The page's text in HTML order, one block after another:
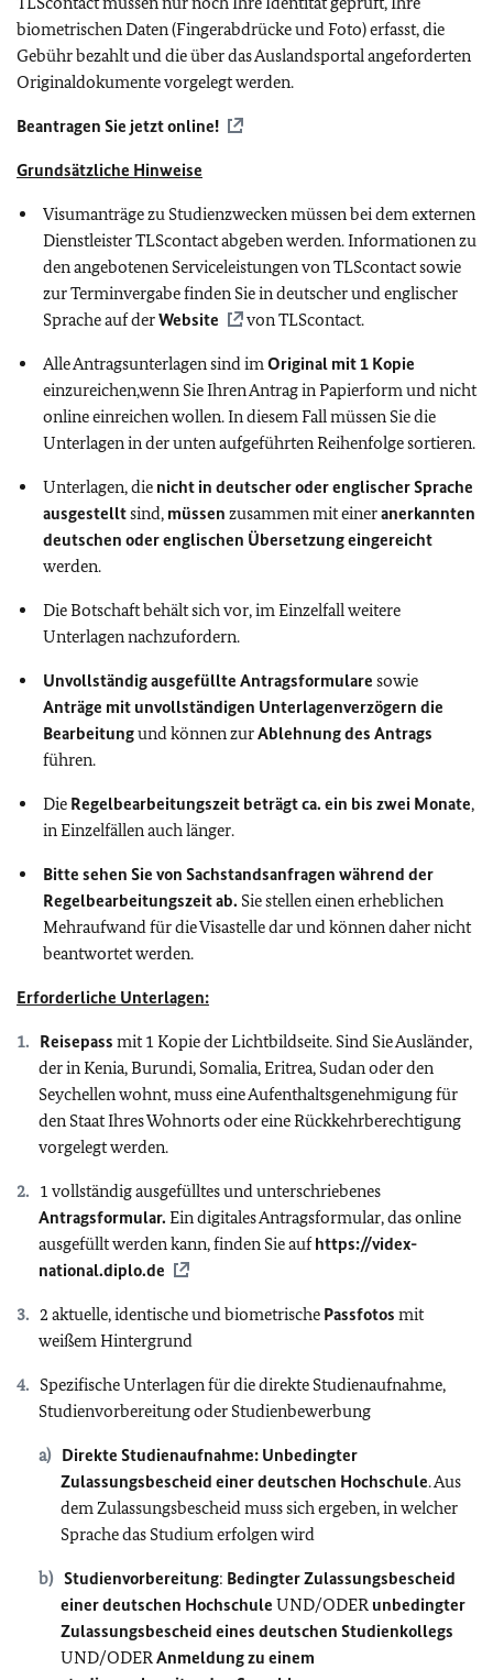
biometrischen Daten (Fingerabdrücke und Foto) erfasst, die
Gebühr bezahlt und die über das Auslandsportal angeforderten
Originaldokumente vorgelegt werden.
Beantragen Sie jetzt online!
Grundsätzliche Hinweise
Visumanträge zu Studienzwecken müssen bei dem externen
Dienstleister TLScontact abgeben werden. Informationen zu
den angebotenen Serviceleistungen von TLScontact sowie
zur Terminvergabe finden Sie in deutscher und englischer
Sprache auf derWebsite von TLScontact.
Alle Antragsunterlagen sind im Original mit 1 Kopie
einzureichen,wenn Sie Ihren Antrag in Papierform und nicht
online einreichen wollen. In diesem Fall müssen Sie die
Unterlagen in der unten aufgeführten Reihenfolge sortieren.
Unterlagen, die nicht in deutscher oder englischer Sprache
ausgestelltsind, müssen zusammen mit eineranerkannten
deutschen oder englischen Übersetzung eingereicht
werden.
Die Botschaft behält sich vor, im Einzelfall weitere
Unterlagen nachzufordern.
Unvollständig ausgefüllte Antragsformulare sowie
Anträge mit unvollständigen Unterlagenverzögern die
Bearbeitungund können zurAblehnung des Antrags
führen.
Die Regelbearbeitungszeit beträgt ca. ein bis zwei Monate,
in Einzelfällen auch länger.
Bitte sehen Sie von Sachstandsanfragen während der
Regelbearbeitungszeit ab. Sie stellen einen erheblichen
Mehraufwand für die Visastelle dar und können daher nicht
beantwortet werden.
Erforderliche Unterlagen:
Reisepass mit 1 Kopie der Lichtbildseite. Sind Sie Ausländer,
der in Kenia, Burundi, Somalia, Eritrea, Sudan oder den
Seychellen wohnt, muss eine Aufenthaltsgenehmigung für
den Staat Ihres Wohnorts oder eine Rückkehrberechtigung
vorgelegt werden.
1 vollständig ausgefülltes und unterschriebenes
Antragsformular. Ein digitales Antragsformular, das online
ausgefüllt werden kann, finden Sie aufhttps://videx-
national.diplo.de
2 aktuelle, identische und biometrische Passfotos mit
weißem Hintergrund
Spezifische Unterlagen für die direkte Studienaufnahme,
Studienvorbereitung oder Studienbewerbung
Direkte Studienaufnahme: Unbedingter
Zulassungsbescheid einer deutschen Hochschule. Aus
dem Zulassungsbescheid muss sich ergeben, in welcher
Sprache das Studium erfolgen wird
Studienvorbereitung: Bedingter Zulassungsbescheid
einer deutschen Hochschule UND/ODER unbedingter
Zulassungsbescheid eines deutschen Studienkollegs
UND/ODER Anmeldung zu einem